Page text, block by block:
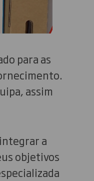
para as
assim
a
objetivos